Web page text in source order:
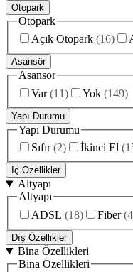
Otopark
Otopark
Açık Otopark (16)
Asansör
Asansör
Var (11) Yok (149)
Yapı Durumu
Yapı Durumu
Sıfır (2) İkinci El (
İç Özellikler
Altyapı
Altyapı
ADSL (18) Fiber (4
Dış Özellikler
Bina Özellikleri
Bina Özellikleri